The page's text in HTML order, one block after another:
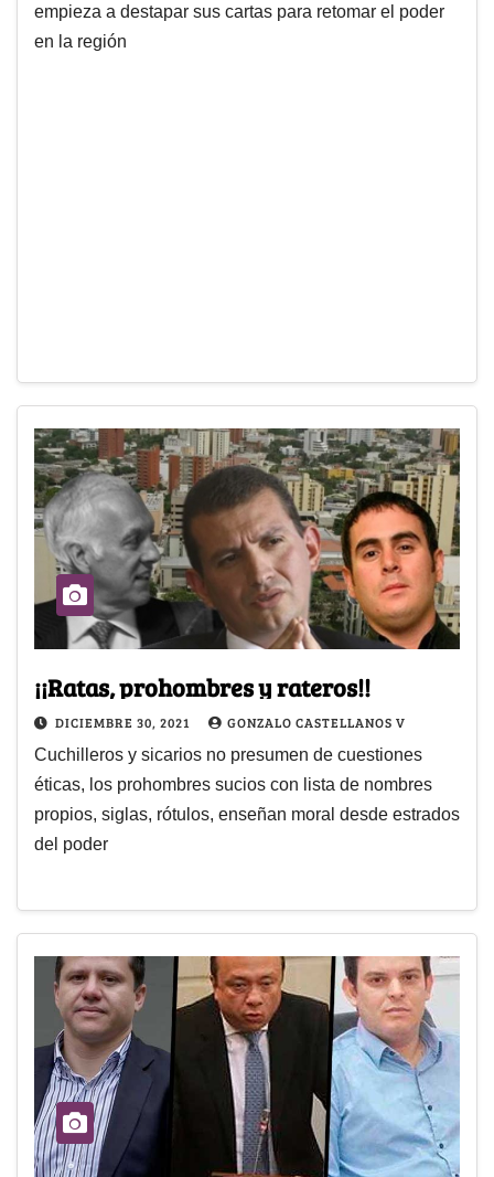
empieza a destapar sus cartas para retomar el poder
en la región
¡¡Ratas, prohombres y rateros!!
DICIEMBRE 30, 2021 GONZALO CASTELLANOS V
Cuchilleros y sicarios no presumen de cuestiones
éticas, los prohombres sucios con lista de nombres
propios, siglas, rótulos, enseñan moral desde estrados
del poder